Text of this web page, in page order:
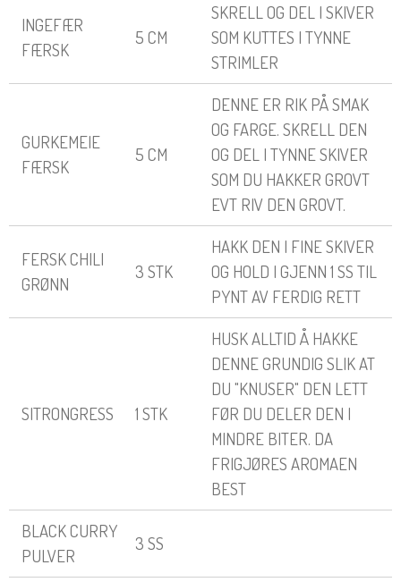
INGEFÆR
FÆRSK
5 CM
SKRELL OG DEL I SKIVER
SOM KUTTES I TYNNE
STRIMLER
GURKEMEIE
FÆRSK
5 CM
DENNE ER RIK PÅ SMAK
OG FARGE. SKRELL DEN
OG DEL I TYNNE SKIVER
SOM DU HAKKER GROVT
EVT RIV DEN GROVT.
FERSK CHILI
GRØNN
3 STK
HAKK DEN I FINE SKIVER
OG HOLD I GJENN 1 SS TIL
PYNT AV FERDIG RETT
SITRONGRESS 1 STK
HUSK ALLTID Å HAKKE
DENNE GRUNDIG SLIK AT
DU "KNUSER" DEN LETT
FØR DU DELER DEN I
MINDRE BITER. DA
FRIGJØRES AROMAEN
BEST
BLACK CURRY
PULVER
3 SS